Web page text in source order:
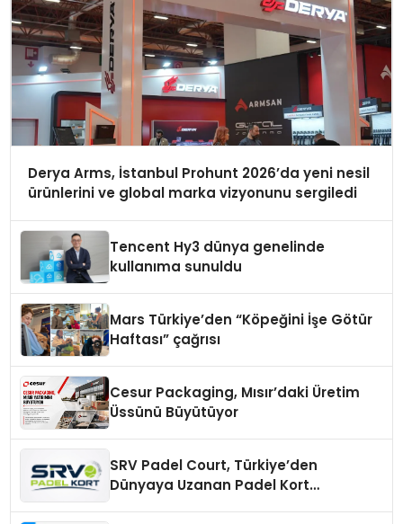
Derya Arms, İstanbul Prohunt 2026’da yeni nesil
ürünlerini ve global marka vizyonunu sergiledi
Tencent Hy3 dünya genelinde
kullanıma sunuldu
Mars Türkiye’den “Köpeğini İşe Götür
Haftası” çağrısı
Cesur Packaging, Mısır’daki Üretim
Üssünü Büyütüyor
SRV Padel Court, Türkiye’den
Dünyaya Uzanan Padel Kort